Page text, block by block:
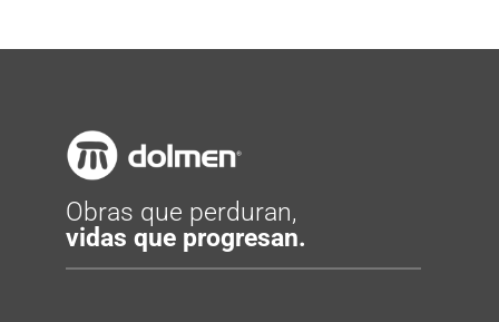
Obras que perduran,
vidas que progresan.